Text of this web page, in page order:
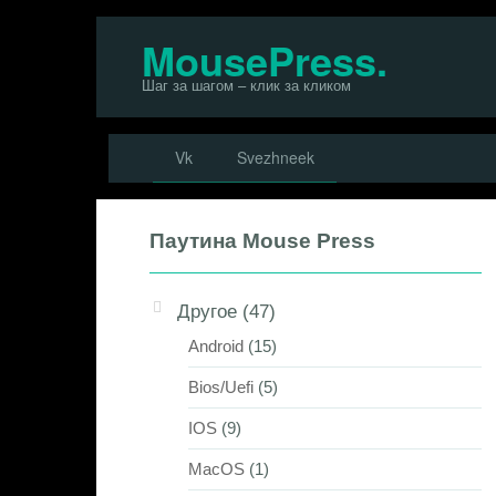
MousePress.
Шаг за шагом – клик за кликом
Vk Svezhneek
Паутина Mouse Press
Другое (47)
Android (15)
Bios/Uefi (5)
IOS (9)
MacOS (1)